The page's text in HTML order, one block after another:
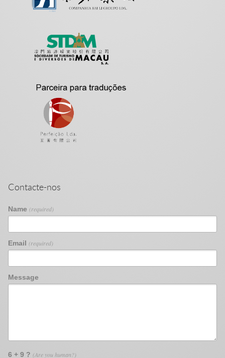
Contacte-nos
Name (required)
Email (required)
Message
6 + 9 ? (Are you human?)